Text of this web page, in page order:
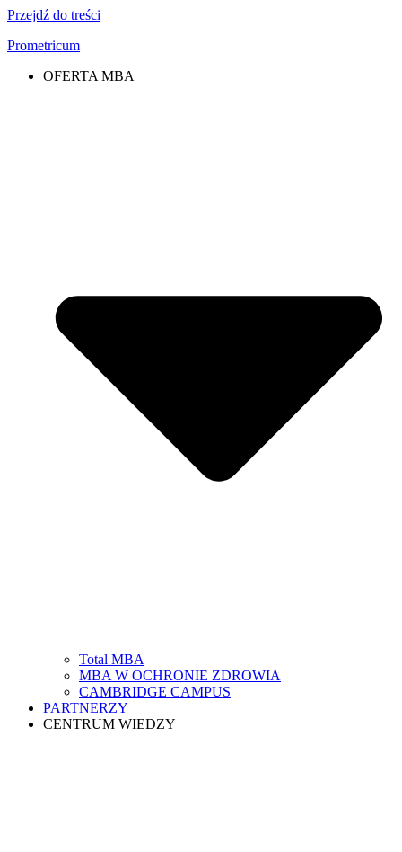
Przejdź do treści
Prometricum
OFERTA MBA
Total MBA
MBA W OCHRONIE ZDROWIA
CAMBRIDGE CAMPUS
PARTNERZY
CENTRUM WIEDZY